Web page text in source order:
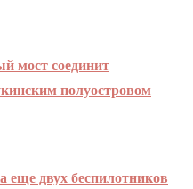
мост соединит
полуостровом
двух беспилотников